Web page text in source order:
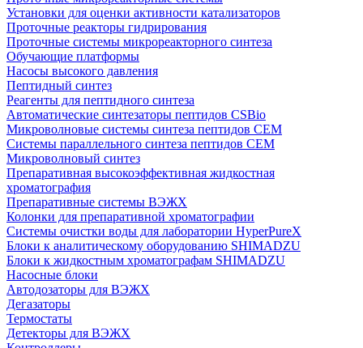
Установки для оценки активности катализаторов
Проточные реакторы гидрирования
Проточные системы микрореакторного синтеза
Обучающие платформы
Насосы высокого давления
Пептидный синтез
Реагенты для пептидного синтеза
Автоматические синтезаторы пептидов CSBio
Микроволновые системы синтеза пептидов CEM
Системы параллельного синтеза пептидов CEM
Микроволновый синтез
Препаративная высокоэффективная жидкостная
хроматография
Препаративные системы ВЭЖХ
Колонки для препаративной хроматографии
Системы очистки воды для лаборатории HyperPureX
Блоки к аналитическому оборудованию SHIMADZU
Блоки к жидкостным хроматографам SHIMADZU
Насосные блоки
Автодозаторы для ВЭЖХ
Дегазаторы
Термостаты
Детекторы для ВЭЖХ